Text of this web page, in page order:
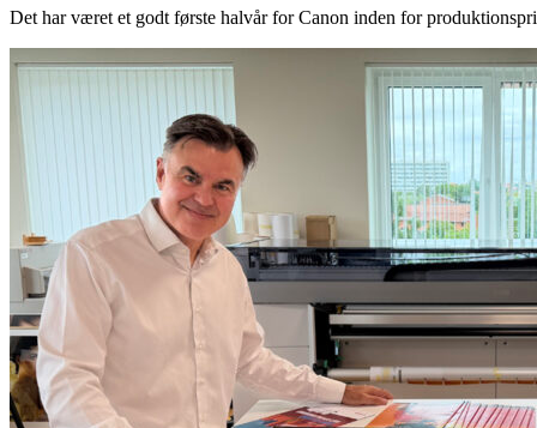
Det har været et godt første halvår for Canon inden for